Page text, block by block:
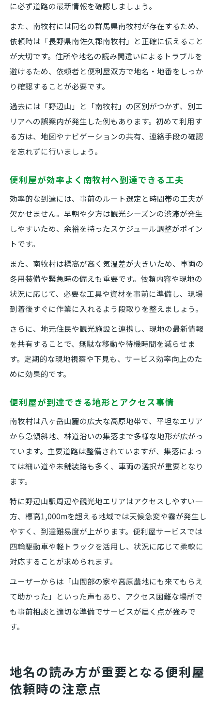
に必ず道路の最新情報を確認しましょう。
また、南牧村には同名の群馬県南牧村が存在するため、
依頼時は「長野県南佐久郡南牧村」と正確に伝えること
が大切です。住所や地名の読み間違いによるトラブルを
避けるため、依頼者と便利屋双方で地名・地番をしっか
り確認することが必要です。
過去には「野辺山」と「南牧村」の区別がつかず、別エ
リアへの誤案内が発生した例もあります。初めて利用す
る方は、地図やナビゲーションの共有、連絡手段の確認
を忘れずに行いましょう。
便利屋が効率よく南牧村へ到達できる工夫
効率的な到達には、事前のルート選定と時間帯の工夫が
欠かせません。早朝や夕方は観光シーズンの渋滞が発生
しやすいため、余裕を持ったスケジュール調整がポイン
トです。
また、南牧村は標高が高く気温差が大きいため、車両の
冬用装備や緊急時の備えも重要です。依頼内容や現地の
状況に応じて、必要な工具や資材を事前に準備し、現場
到着後すぐに作業に入れるよう段取りを整えましょう。
さらに、地元住民や観光施設と連携し、現地の最新情報
を共有することで、無駄な移動や待機時間を減らせま
す。定期的な現地視察や下見も、サービス効率向上のた
めに効果的です。
便利屋が到達できる地形とアクセス事情
南牧村は八ヶ岳山麓の広大な高原地帯で、平坦なエリア
から急傾斜地、林道沿いの集落まで多様な地形が広がっ
ています。主要道路は整備されていますが、集落によっ
ては細い道や未舗装路も多く、車両の選択が重要となり
ます。
特に野辺山駅周辺や観光地エリアはアクセスしやすい一
方、標高1,000mを超える地域では天候急変や霧が発生し
やすく、到達難易度が上がります。便利屋サービスでは
四輪駆動車や軽トラックを活用し、状況に応じて柔軟に
対応することが求められます。
ユーザーからは「山間部の家や高原農地にも来てもらえ
て助かった」といった声もあり、アクセス困難な場所で
も事前相談と適切な準備でサービスが届く点が強みで
す。
地名の読み方が重要となる便利屋
依頼時の注意点